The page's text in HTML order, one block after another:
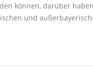
können, darüber
und